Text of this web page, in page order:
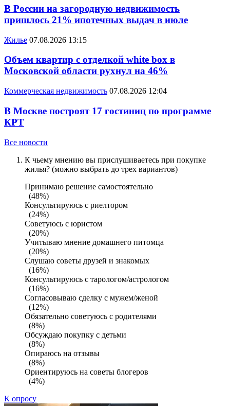
В России на загородную недвижимость
пришлось 21% ипотечных выдач в июле
Жилье 07.08.2026 13:15
Объем квартир с отделкой white box в
Московской области рухнул на 46%
Коммерческая недвижимость 07.08.2026 12:04
В Москве построят 17 гостиниц по программе
КРТ
Все новости
К чьему мнению вы прислушиваетесь при покупке
жилья? (можно выбрать до трех вариантов)
Принимаю решение самостоятельно
(48%)
Консультируюсь с риелтором
(24%)
Советуюсь с юристом
(20%)
Учитываю мнение домашнего питомца
(20%)
Слушаю советы друзей и знакомых
(16%)
Консультируюсь с тарологом/астрологом
(16%)
Согласовываю сделку с мужем/женой
(12%)
Обязательно советуюсь с родителями
(8%)
Обсуждаю покупку с детьми
(8%)
Опираюсь на отзывы
(8%)
Ориентируюсь на советы блогеров
(4%)
К опросу